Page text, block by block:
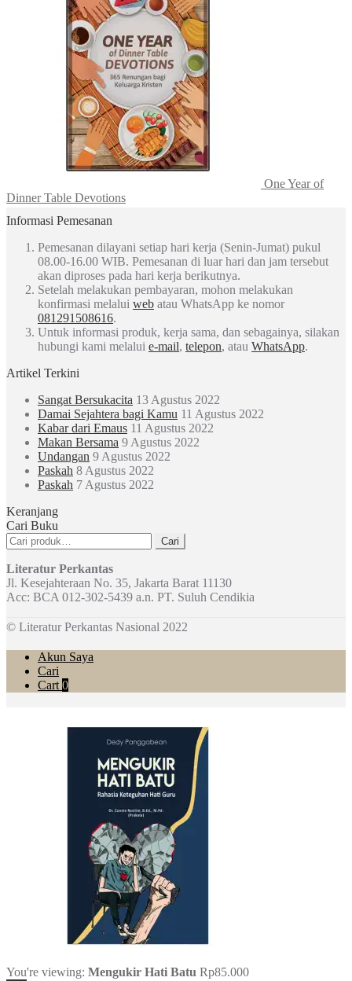
One Year of
Dinner Table Devotions
Informasi Pemesanan
Pemesanan dilayani setiap hari kerja (Senin-Jumat) pukul
08.00-16.00 WIB. Pemesanan di luar hari dan jam tersebut
akan diproses pada hari kerja berikutnya.
Setelah melakukan pembayaran, mohon melakukan
konfirmasi melalui web atau WhatsApp ke nomor
081291508616.
Untuk informasi produk, kerja sama, dan sebagainya, silakan
hubungi kami melalui e-mail, telepon, atau WhatsApp.
Artikel Terkini
Sangat Bersukacita 13 Agustus 2022
Damai Sejahtera bagi Kamu 11 Agustus 2022
Kabar dari Emaus 11 Agustus 2022
Makan Bersama 9 Agustus 2022
Undangan 9 Agustus 2022
Paskah 8 Agustus 2022
Paskah 7 Agustus 2022
Keranjang
Cari Buku
Pencarian
untuk:
Cari
Literatur Perkantas
Jl. Kesejahteraan No. 35, Jakarta Barat 11130
Acc: BCA 012-302-5439 a.n. PT. Suluh Cendikia
© Literatur Perkantas Nasional 2022
Akun Saya
Cari
Cart 0
You're viewing: Mengukir Hati Batu Rp85.000